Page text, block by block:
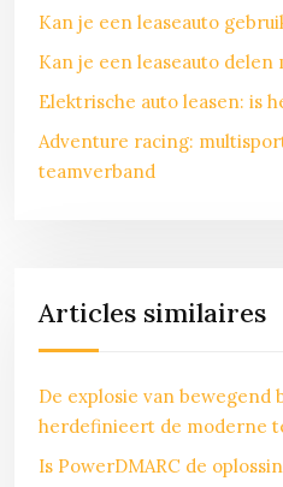
Kan je een leaseauto
Kan je een leaseauto delen
Elektrische auto leasen: is
Adventure racing:
teamverband
Articles similaires
De explosie van bewegend
herdefinieert de moderne
Is PowerDMARC de